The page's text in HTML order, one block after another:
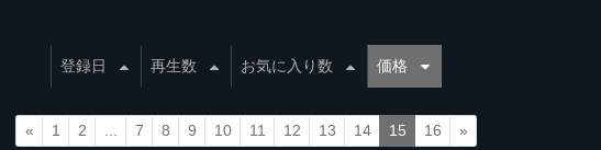
登録日 再生数 お気に入り数 価格
« 1 2 7 8 9 10 11 12 13 14 15 16 »